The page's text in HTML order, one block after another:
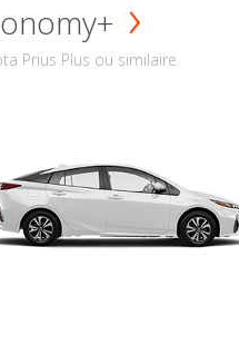
Prius Plus ou similaire